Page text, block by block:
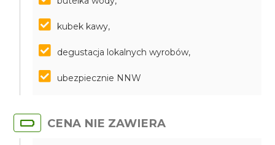
kubek kawy,
degustacja lokalnych wyrobów,
ubezpiecznie NNW
CENA NIE ZAWIERA